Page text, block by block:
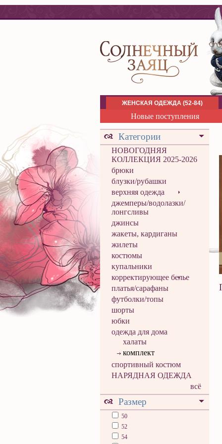
ЖЕНСКАЯ ОДЕЖДА (52-84)
Новые поступления
Категории
НОВОГОДНЯЯ
КОЛЛЕКЦИЯ 2025-2026
брюки
блузки/рубашки
верхняя одежда
джемперы/водолазки/
лонгсливы
джинсы
жакеты, кардиганы
жилеты
костюмы
купальники
корректирующее белье
платья/сарафаны
футболки/топы
шорты
юбки
одежда для дома
халаты
комплект
спортивный костюм
НАРЯДНАЯ ОДЕЖДА
всё
Размер
50
52
54